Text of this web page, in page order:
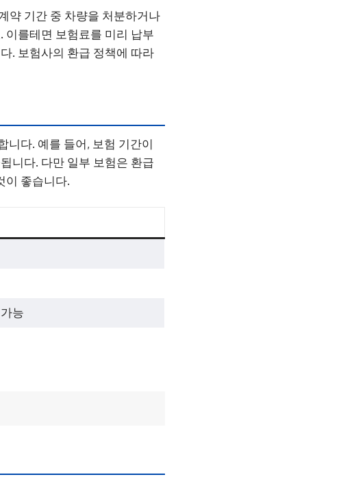
약 기간 중 차량을 처분하거나
이를테면 보험료를 미리 납부
. 보험사의 환급 정책에 따라
니다. 예를 들어, 보험 기간이
니다. 다만 일부 보험은 환급
이 좋습니다.
능